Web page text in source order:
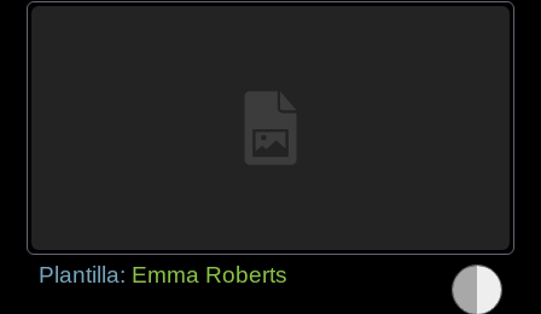
Plantilla: Emma Roberts